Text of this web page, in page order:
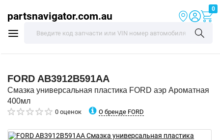
partsnavigator.com.au
0
FORD AB3912B591AA
Смазка универсальная пластика FORD аэр Ароматная
400мл
0 оценок О бренде FORD